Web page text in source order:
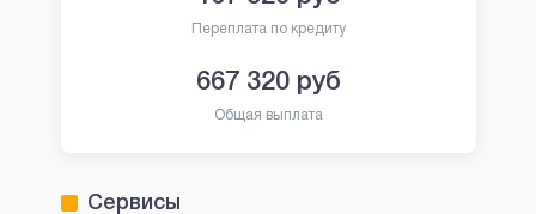
Переплата по кредиту
667 320руб
Общая выплата
Сервисы